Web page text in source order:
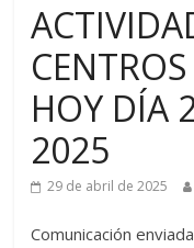
HOY DÍA
2025
29 de abril de 2025
Comunicación